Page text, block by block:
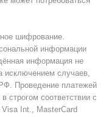
шифрование.
информации
информация не
исключением случаев,
Проведение платежей
строгом соответствии с
Int., MasterCard